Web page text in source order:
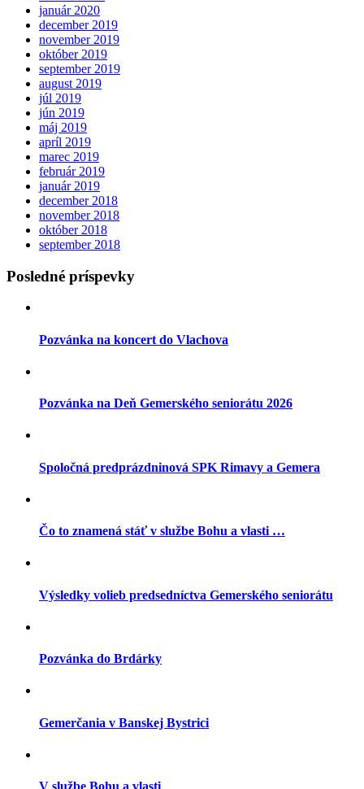
január 2020
december 2019
november 2019
október 2019
september 2019
august 2019
júl 2019
jún 2019
máj 2019
apríl 2019
marec 2019
február 2019
január 2019
december 2018
november 2018
október 2018
september 2018
Posledné príspevky
Pozvánka na koncert do Vlachova
Pozvánka na Deň Gemerského seniorátu 2026
Spoločná predprázdninová SPK Rimavy a Gemera
Čo to znamená stáť v službe Bohu a vlasti …
Výsledky volieb predsedníctva Gemerského seniorátu
Pozvánka do Brdárky
Gemerčania v Banskej Bystrici